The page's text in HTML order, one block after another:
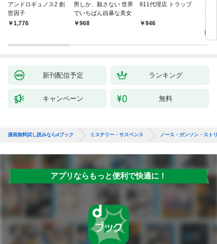
アンドロギュノス2 創
世因子
￥1,776
男しか、殺さない 世界
でいちばん凶暴な美女
￥968
911代理店 トラップ
￥946
件
新刊配信予定 ランキング
キャンペーン 無料
漫画無料試し読みならdブック ミステリー・サスペンス ノース・ガンソン・スト
アプリならもっと便利で快適に！